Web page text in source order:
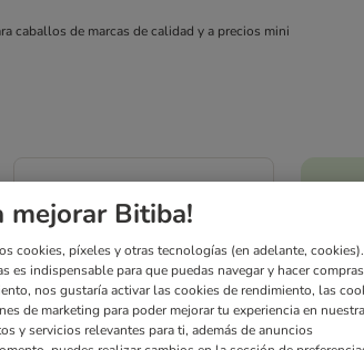
caballos de marcas de calidad y a precios mini
mejorar Bitiba!
cookies, píxeles y otras tecnologías (en adelante,
es indispensable para que puedas navegar y hacer
nos gustaría activar las cookies de rendimiento, las
de marketing para poder mejorar tu experiencia en nuestra
y servicios relevantes para ti, además de anuncios